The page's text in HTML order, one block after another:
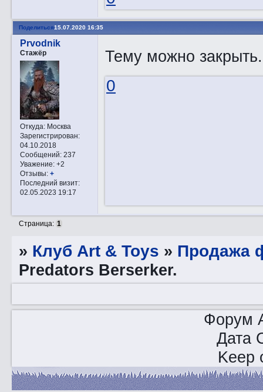
Поделиться15.07.2020 16:35
Prvodnik
Стажёр
Откуда:Москва
Зарегистрирован:
04.10.2018
Сообщений:237
Уважение: +2
Отзывы: +
Последний визит:
02.05.2023 19:17
Тему можно
0
Страница: 1
» Клуб Art & Toys » Продажа
Predators Berserker.
Форум
Дата
Keep